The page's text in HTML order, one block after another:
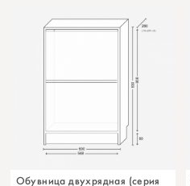
Обувница двухрядная (серия